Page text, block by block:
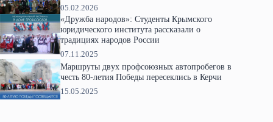
05.02.2026
«Дружба народов»: Студенты Крымского
юридического института рассказали о
традициях народов России
07.11.2025
Маршруты двух профсоюзных автопробегов в
честь 80-летия Победы пересеклись в Керчи
15.05.2025